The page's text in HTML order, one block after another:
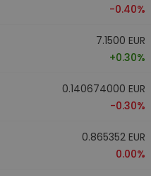
-0.40%
7.1500 EUR
+0.30%
0.140674000 EUR
-0.30%
0.865352 EUR
0.00%